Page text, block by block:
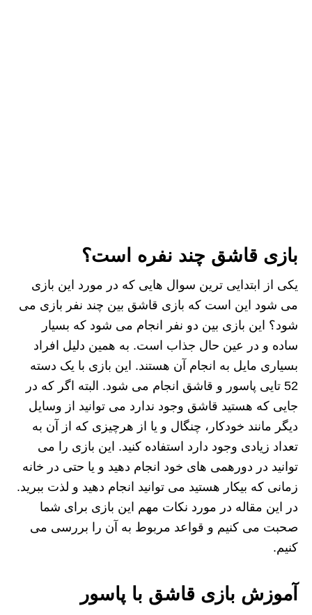
بازی قاشق چند نفره است؟
یکی از ابتدایی ترین سوال هایی که در مورد این بازی
می شود این است که بازی قاشق بین چند نفر بازی می
شود؟ این بازی بین دو نفر انجام می شود که بسیار
ساده و در عین حال جذاب است. به همین دلیل افراد
بسیاری مایل به انجام آن هستند. این بازی با یک دسته
52 تایی پاسور و قاشق انجام می شود. البته اگر که در
جایی که هستید قاشق وجود ندارد می توانید از وسایل
دیگر مانند خودکار، چنگال و یا از هرچیزی که از آن به
تعداد زیادی وجود دارد استفاده کنید. این بازی را می
توانید در دورهمی های خود انجام دهید و یا حتی در خانه
زمانی که بیکار هستید می توانید انجام دهید و لذت ببرید.
در این مقاله در مورد نکات مهم این بازی برای شما
صحبت می کنیم و قواعد مربوط به آن را بررسی می
کنیم.
آموزش بازی قاشق با پاسور